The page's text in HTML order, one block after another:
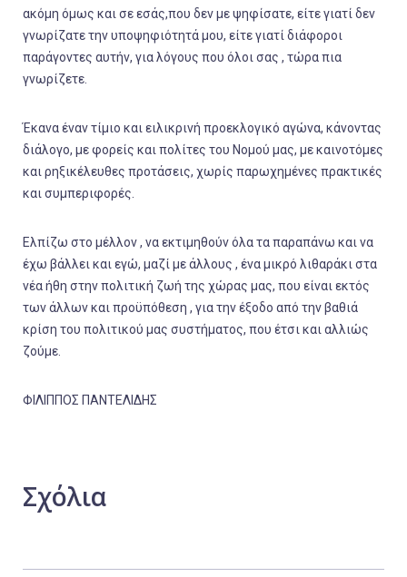
ακόμη όμως και σε εσάς,που δεν με ψηφίσατε, είτε γιατί δεν
γνωρίζατε την υποψηφιότητά μου, είτε γιατί διάφοροι
παράγοντες αυτήν, για λόγους που όλοι σας , τώρα πια
γνωρίζετε.
Έκανα έναν τίμιο και ειλικρινή προεκλογικό αγώνα, κάνοντας
διάλογο, με φορείς και πολίτες του Νομού μας, με καινοτόμες
και ρηξικέλευθες προτάσεις, χωρίς παρωχημένες πρακτικές
και συμπεριφορές.
Ελπίζω στο μέλλον , να εκτιμηθούν όλα τα παραπάνω και να
έχω βάλλει και εγώ, μαζί με άλλους , ένα μικρό λιθαράκι στα
νέα ήθη στην πολιτική ζωή της χώρας μας, που είναι εκτός
των άλλων και προϋπόθεση , για την έξοδο από την βαθιά
κρίση του πολιτικού μας συστήματος, που έτσι και αλλιώς
ζούμε.
ΦΙΛΙΠΠΟΣ ΠΑΝΤΕΛΙΔΗΣ
Σχόλια